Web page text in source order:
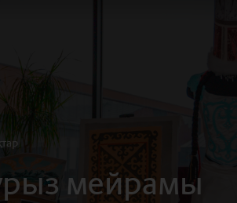
мейрамы